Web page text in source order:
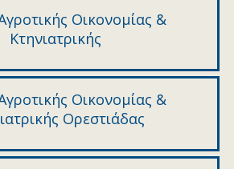
Οικονομίας &
Κτηνιατρικής
Οικονομίας &
Ορεστιάδας